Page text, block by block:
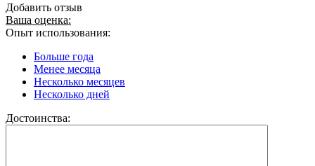
Добавить отзыв
Ваша оценка:
Опыт использования:
Больше года
Менее месяца
Несколько месяцев
Несколько дней
Достоинства: